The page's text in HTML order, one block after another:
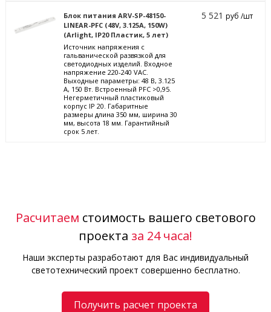
Блок питания ARV-SP-48150-
LINEAR-PFC (48V, 3.125A, 150W)
(Arlight, IP20 Пластик, 5 лет)
Источник напряжения с
гальванической развязкой для
светодиодных изделий. Входное
напряжение 220-240 VAC.
Выходные параметры: 48 В, 3.125
А, 150 Вт. Встроенный PFC >0,95.
Негерметичный пластиковый
корпус IP 20. Габаритные
размеры длина 350 мм, ширина 30
мм, высота 18 мм. Гарантийный
срок 5 лет.
5 521руб /шт
Расчитаем стоимость вашего светового
проекта за 24 часа!
Наши эксперты разработают для Вас индивидуальный
светотехнический проект совершенно бесплатно.
Получить расчет проекта